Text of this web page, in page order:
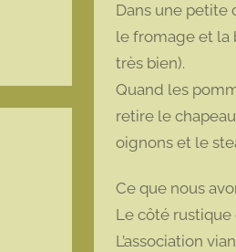
Dans une petite
le fromage et la
très bien).
Quand les
retire le
oignons et le
Ce que nous
Le côté
L’association